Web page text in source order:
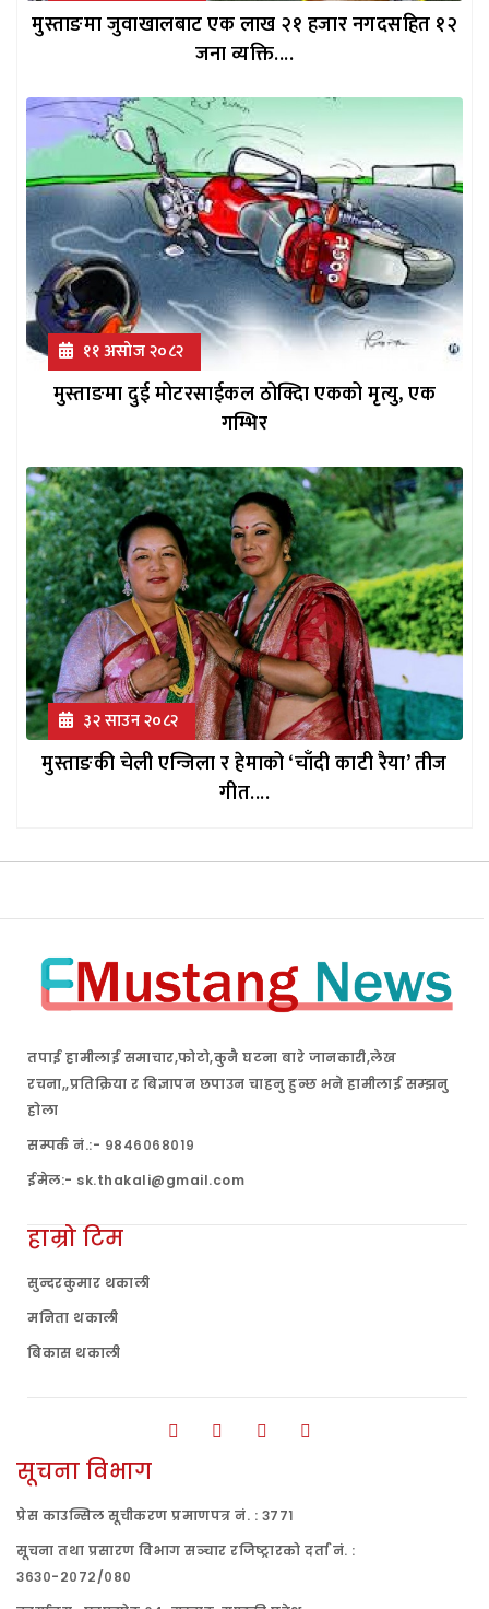
मुस्ताङमा जुवाखालबाट एक लाख २१ हजार नगदसहित १२
जना व्यक्ति....
११ असोज २०८२
मुस्ताङमा दुई मोटरसाईकल ठोक्दिा एकको मृत्यु, एक
गम्भिर
३२ साउन २०८२
मुस्ताङकी चेली एन्जिला र हेमाको ‘चाँदी काटी रैया’ तीज
गीत....
तपाई हामीलाई समाचार,फोटो,कुनै घटना बारे जानकारी,लेख
रचना,,प्रतिक्रिया र बिज्ञापन छपाउन चाहनु हुन्छ भने हामीलाई सम्झनु
होला
सम्पर्क नं.:- ९८४६०६८०१९
ईमेल:- sk.thakali@gmail.com
हाम्रो टिम
सुन्दरकुमार थकाली
मनिता थकाली
बिकास थकाली
सूचना विभाग
प्रेस काउन्सिल सूचीकरण प्रमाणपत्र नं. : ३७७१
सूचना तथा प्रसारण विभाग सञ्चार रजिष्ट्रारको दर्ता नं. :
३६३०-२०७२/०८०